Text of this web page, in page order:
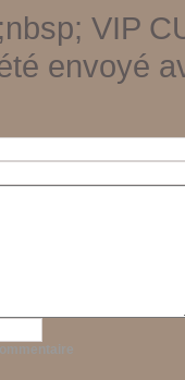
VIP
envoyé